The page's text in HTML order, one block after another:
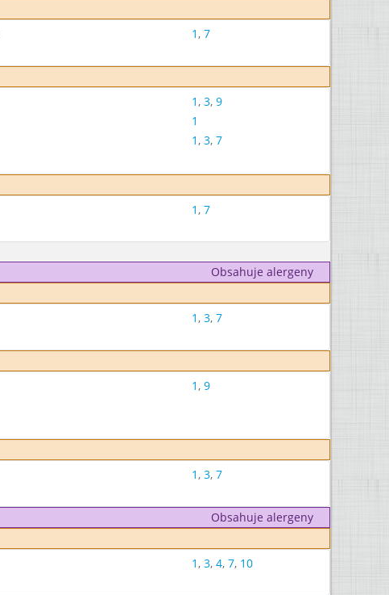
1, 7
1, 3, 9
1
1, 3, 7
1, 7
Obsahuje alergeny
1, 3, 7
1, 9
1, 3, 7
Obsahuje alergeny
1, 3, 4, 7, 10